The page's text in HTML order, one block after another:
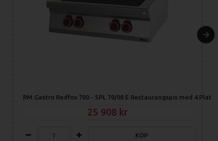
RM Gastro Redfox 700 - SPL 70/08 E Restaurangspis med 4
25 908
KÖP